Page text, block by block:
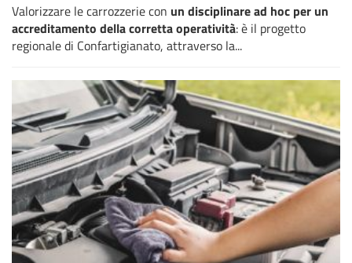
Valorizzare le carrozzerie con un disciplinare ad hoc per un
accreditamento della corretta operatività: è il progetto
regionale di Confartigianato, attraverso la...